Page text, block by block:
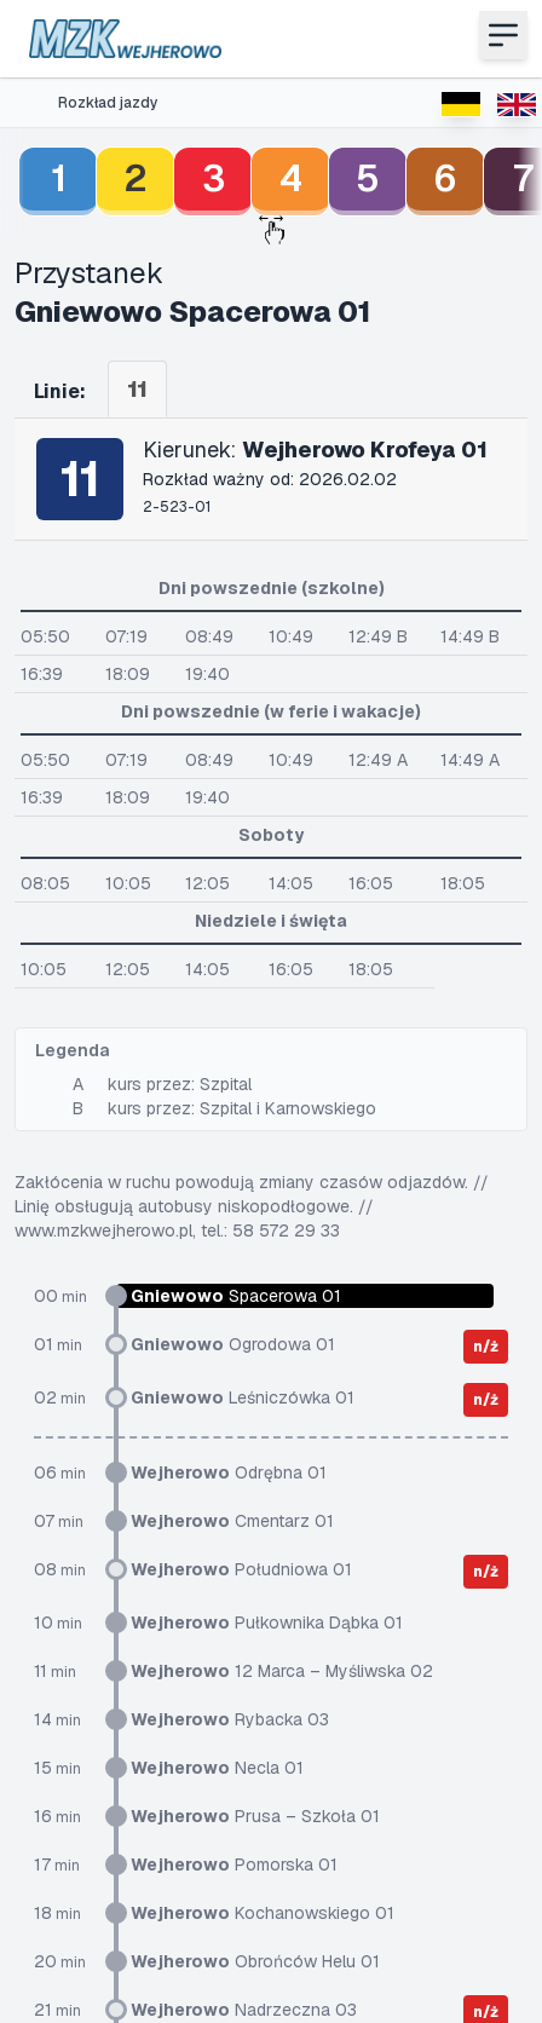
Rozkład jazdy
1 2 3 4 5 6 7
Przystanek
Gniewowo Spacerowa 01
Linie: 11
11 Kierunek: Wejherowo Krofeya 01
Rozkład ważny od: 2026.02.02
2-523-01
00 min Gniewowo Spacerowa 01
01 min Gniewowo Ogrodowa 01 n/ż
02 min Gniewowo Leśniczówka 01 n/ż
06 min Wejherowo Odrębna 01
07 min Wejherowo Cmentarz 01
08 min Wejherowo Południowa 01 n/ż
10 min Wejherowo Pułkownika Dąbka 01
11 min Wejherowo 12 Marca – Myśliwska 02
14 min Wejherowo Rybacka 03
15 min Wejherowo Necla 01
16 min Wejherowo Prusa – Szkoła 01
17 min Wejherowo Pomorska 01
18 min Wejherowo Kochanowskiego 01
20 min Wejherowo Obrońców Helu 01
21 min Wejherowo Nadrzeczna 03 n/ż
Dni powszednie (szkolne)
05:50 07:19 08:49 10:49 12:49 B
14:49 B
16:39
18:09
19:40
Dni powszednie (w ferie i wakacje)
05:50 07:19 08:49 10:49 12:49 A
14:49 A
16:39
18:09
19:40
Soboty
08:05 10:05 12:05 14:05 16:05
18:05
Niedziele i święta
10:05 12:05 14:05 16:05 18:05
Legenda
A
kurs przez: Szpital
B
kurs przez: Szpital i Karnowskiego
Zakłócenia w ruchu powodują zmiany czasów odjazdów. //
Linię obsługują autobusy niskopodłogowe. //
www.mzkwejherowo.pl, tel.: 58 572 29 33